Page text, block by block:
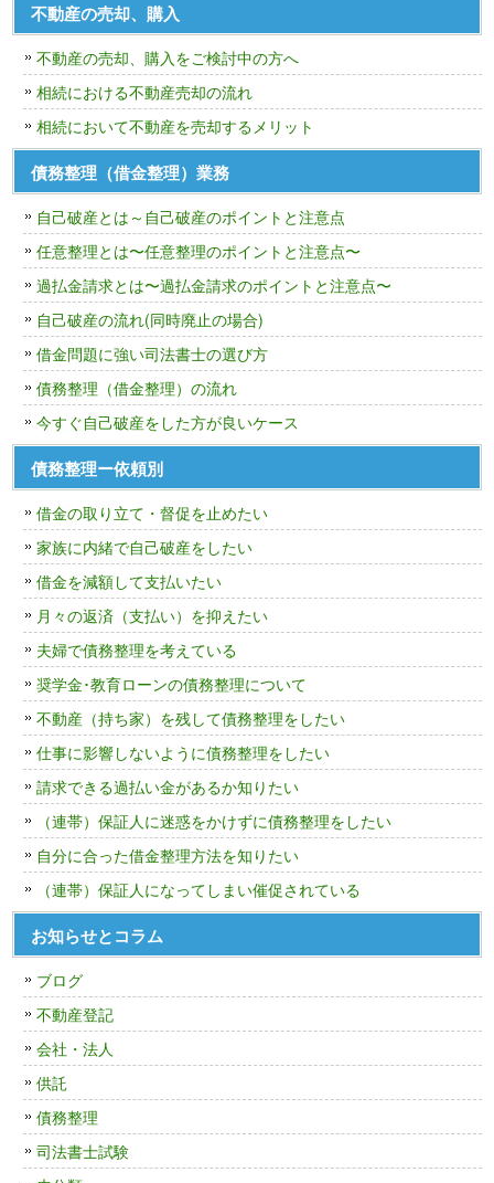
不動産の売却、購入
不動産の売却、購入をご検討中の方へ
相続における不動産売却の流れ
相続において不動産を売却するメリット
債務整理（借金整理）業務
自己破産とは～自己破産のポイントと注意点
任意整理とは〜任意整理のポイントと注意点〜
過払金請求とは〜過払金請求のポイントと注意点〜
自己破産の流れ(同時廃止の場合)
借金問題に強い司法書士の選び方
債務整理（借金整理）の流れ
今すぐ自己破産をした方が良いケース
債務整理ー依頼別
借金の取り立て・督促を止めたい
家族に内緒で自己破産をしたい
借金を減額して支払いたい
月々の返済（支払い）を抑えたい
夫婦で債務整理を考えている
奨学金･教育ローンの債務整理について
不動産（持ち家）を残して債務整理をしたい
仕事に影響しないように債務整理をしたい
請求できる過払い金があるか知りたい
（連帯）保証人に迷惑をかけずに債務整理をしたい
自分に合った借金整理方法を知りたい
（連帯）保証人になってしまい催促されている
お知らせとコラム
ブログ
不動産登記
会社・法人
供託
債務整理
司法書士試験